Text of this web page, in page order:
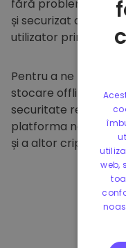
fără probleme în
și securizat din
utilizator primește
Pentru a ne proteja
stocare offline
securitate regulate.
platforma noastră
și a altor
web,